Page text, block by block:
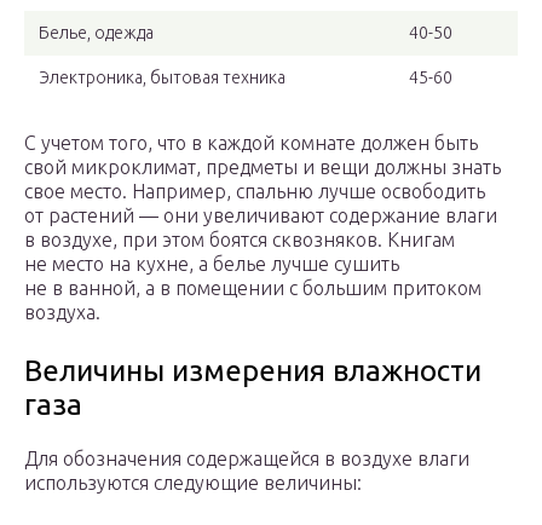
Белье, одежда 40-50
Электроника, бытовая техника 45-60
С учетом того, что в каждой комнате должен быть
свой микроклимат, предметы и вещи должны знать
свое место. Например, спальню лучше освободить
от растений — они увеличивают содержание влаги
в воздухе, при этом боятся сквозняков. Книгам
не место на кухне, а белье лучше сушить
не в ванной, а в помещении с большим притоком
воздуха.
Величины измерения влажности
газа
Для обозначения содержащейся в воздухе влаги
используются следующие величины: